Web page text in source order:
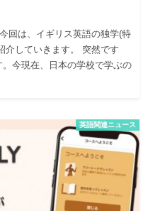
回は、イギリス英語の独学(特
介していきます。 突然です
今現在、日本の学校で学ぶの
英語関連ニュース